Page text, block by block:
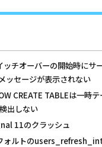
チオーバーの開始時にサ
ッセージが表示されない
CREATE TABLEは一時
出しない
11のクラッシュ
ォルトの